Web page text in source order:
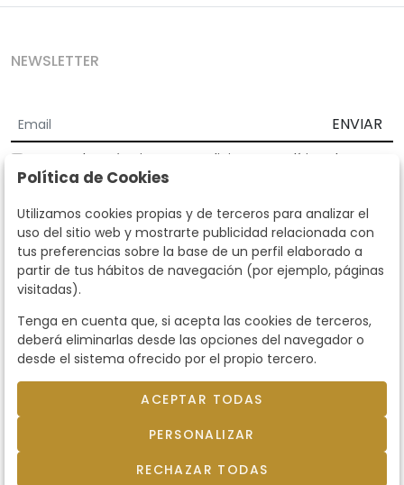
NEWSLETTER
ENVIAR
Acepto los Términos y Condiciones
Política de
privacidad
Según la LOPD y disposiciones de desarrollo, informamos que sus
datos personales serán tratados por parte de Subastas Segre con la
finalidad de gestionar la relación comercial. Puede ejercitar los
derechos de acceso, rectificación, cancelación, oposición y demás
derechos en los términos establecidos en la normativa vigente
dirigiéndote a nosotros. Asimismo, nos puede solicitar el envío de
llamando al teléfono 915159584 o enviando un e-mail a
info@subastassegre.es
Este sitio está protegido por reCAPTCHA y se aplican la
Términos de servicio de Google.
© 2026
Desarrollado por Labelgrup Networks.
Política de Cookies
Utilizamos cookies propias y de terceros para analizar el
uso del sitio web y mostrarte publicidad relacionada con
tus preferencias sobre la base de un perfil elaborado a
partir de tus hábitos de navegación (por ejemplo, páginas
visitadas).
Tenga en cuenta que, si acepta las cookies de terceros,
deberá eliminarlas desde las opciones del navegador o
desde el sistema ofrecido por el propio tercero.
ACEPTAR TODAS
PERSONALIZAR
RECHAZAR TODAS